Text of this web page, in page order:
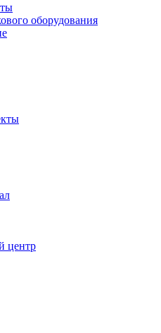
оборудования
центр